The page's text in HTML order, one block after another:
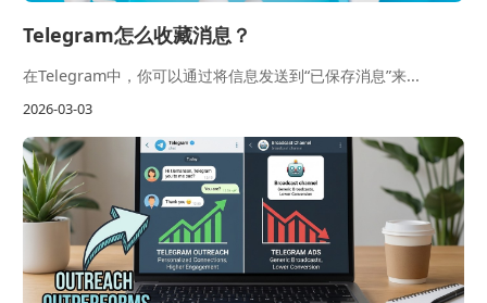
Telegram怎么收藏消息？
在Telegram中，你可以通过将信息发送到“已保存消息”来...
2026-03-03